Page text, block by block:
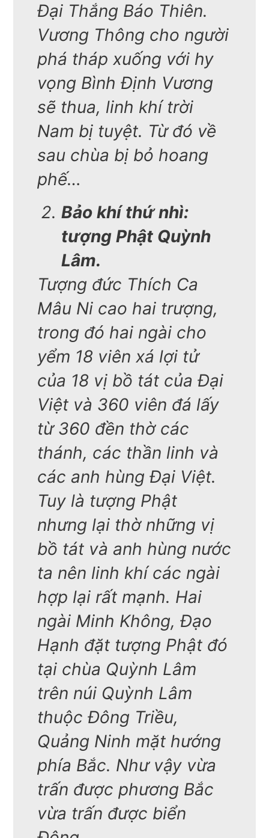
Đại Thắng Báo Thiên.
Vương Thông cho người
phá tháp xuống với hy
vọng Bình Định Vương
sẽ thua, linh khí trời
Nam bị tuyệt. Từ đó về
sau chùa bị bỏ hoang
phế…
Bảo khí thứ nhì:
tượng Phật Quỳnh
Lâm.
Tượng đức Thích Ca
Mâu Ni cao hai trượng,
trong đó hai ngài cho
yểm 18 viên xá lợi tử
của 18 vị bồ tát của Đại
Việt và 360 viên đá lấy
từ 360 đền thờ các
thánh, các thần linh và
các anh hùng Đại Việt.
Tuy là tượng Phật
nhưng lại thờ những vị
bồ tát và anh hùng nước
ta nên linh khí các ngài
hợp lại rất mạnh. Hai
ngài Minh Không, Đạo
Hạnh đặt tượng Phật đó
tại chùa Quỳnh Lâm
trên núi Quỳnh Lâm
thuộc Đông Triều,
Quảng Ninh mặt hướng
phía Bắc. Như vậy vừa
trấn được phương Bắc
vừa trấn được biển